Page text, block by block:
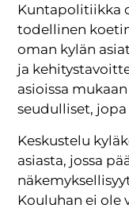
Kuntapolitiikka
todellinen
oman kylän
ja
asioissa
seudulliset,
Keskustelu
asiasta, jossa
Kouluhan ei ole